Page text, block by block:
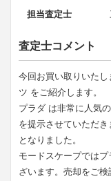
担当査定士
査定士コメント
今回お買い取りいた
ツ をご紹介します。
プラダ は非常に人気
を提示させていただ
となりました。
モードスケープでは
ざいます。売却をご